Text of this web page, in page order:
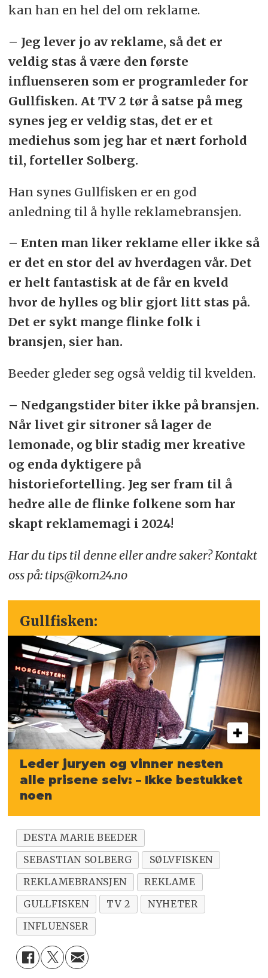
kan han en hel del om reklame.
– Jeg lever jo av reklame, så det er
veldig stas å være den første
influenseren som er programleder for
Gullfisken. At TV 2 tør å satse på meg
synes jeg er veldig stas, det er et
mediehus som jeg har et nært forhold
til, forteller Solberg.
Han synes Gullfisken er en god
anledning til å hylle reklamebransjen.
– Enten man liker reklame eller ikke så
er det en stor del av hverdagen vår. Det
er helt fantastisk at de får en kveld
hvor de hylles og blir gjort litt stas på.
Det er sykt mange flinke folk i
bransjen, sier han.
Beeder gleder seg også veldig til kvelden.
– Nedgangstider biter ikke på bransjen.
Når livet gir sitroner så lager de
lemonade, og blir stadig mer kreative
og enda dyktigere på
historiefortelling. Jeg ser fram til å
hedre alle de flinke folkene som har
skapt reklamemagi i 2024!
Har du tips til denne eller andre saker? Kontakt
oss på: tips@kom24.no
Gullfisken:
Leder juryen og vinner nesten
alle prisene selv: – Ikke bestukket
noen
DESTA MARIE BEEDER
SEBASTIAN SOLBERG
SØLVFISKEN
REKLAMEBRANSJEN
REKLAME
GULLFISKEN
TV 2
NYHETER
INFLUENSER